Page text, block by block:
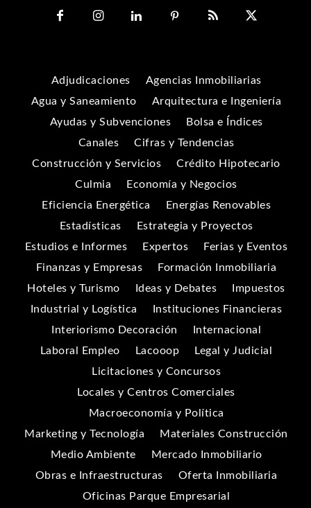
Adjudicaciones
Agencias Inmobiliarias
Agua y Saneamiento
Arquitectura e Ingeniería
Ayudas y Subvenciones
Bolsa e Índices
Canales
Cifras y Tendencias
Construcción y Servicios
Crédito Hipotecario
Culmia
Economía y Negocios
Eficiencia Energética
Energías Renovables
Estadísticas
Estrategia y Proyectos
Estudios e Informes
Expertos
Ferias y Eventos
Finanzas y Empresas
Formación Inmobiliaria
Hoteles y Turismo
Ideas y Debates
Impuestos
Industrial y Logística
Instituciones Financieras
Interiorismo Decoración
Internacional
Laboral Empleo
Lacooop
Legal y Judicial
Licitaciones y Concursos
Locales y Centros Comerciales
Macroeconomía y Política
Marketing y Tecnología
Materiales Construcción
Medio Ambiente
Mercado Inmobiliario
Obras e Infraestructuras
Oferta Inmobiliaria
Oficinas Parque Empresarial